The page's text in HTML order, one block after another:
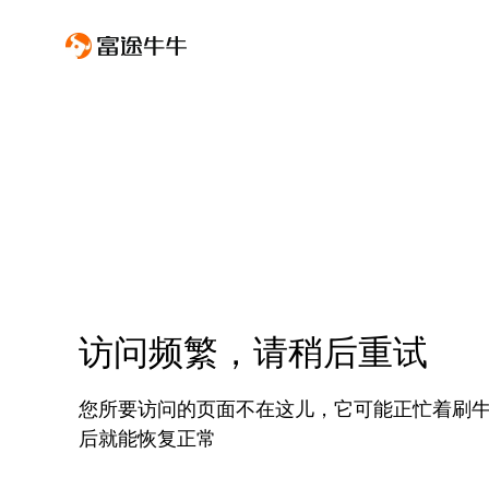
访问频繁，请稍后重试
您所要访问的页面不在这儿，它可能正忙着刷
后就能恢复正常